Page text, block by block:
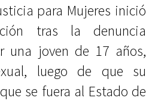
para Mujeres inició
tras la denuncia
una joven de 17 años,
luego de que su
se fuera al Estado de